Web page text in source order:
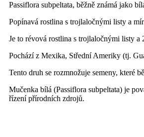
Passiflora subpeltata, běžně známá jako
Popínavá rostlina s trojlaločnými listy a
Je to révová rostlina s trojlaločnými listy a
Pochází z Mexika, Střední Ameriky (tj.
Tento druh se rozmnožuje semeny, které
Mučenka bílá (Passiflora subpeltata) je
řízení přírodních zdrojů.